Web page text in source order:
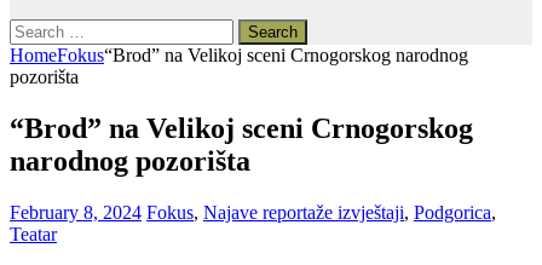
Search
for:
HomeFokus“Brod” na Velikoj sceni Crnogorskog narodnog
pozorišta
“Brod” na Velikoj sceni Crnogorskog
narodnog pozorišta
February 8, 2024 Fokus, Najave reportaže izvještaji, Podgorica,
Teatar